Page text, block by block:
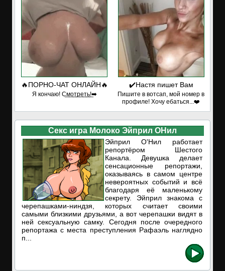
🔥ПОРНО-ЧАТ ОНЛАЙН🔥
Я кончаю! С͟м͟о͟т͟р͟е͟т͟ь͟!➡️
✔️Настя пишет Вам
Пишите в вотсап, мой номер в
профиле! Хочу ебаться...❤️
Секс игра Молоко Эйприл ОНил
Эйприл О'Нил работает
репортёром Шестого
Канала. Девушка делает
сенсационные репортажи,
оказываясь в самом центре
невероятных событий и всё
благодаря её маленькому
секрету. Эйприл знакома с
черепашками-ниндзя, которых считает своими
самыми близкими друзьями, а вот черепашки видят в
ней сексуальную самку. Сегодня после очередного
репортажа с места преступления Рафаэль наглядно
п...